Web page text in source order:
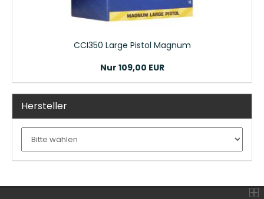
CCI350 Large Pistol Magnum
Nur 109,00 EUR
Hersteller